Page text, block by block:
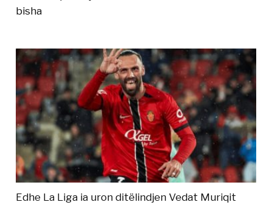
bisha
Edhe La Liga ia uron ditëlindjen Vedat Muriqit